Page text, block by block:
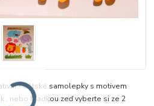
- dětské samolepky s motivem
, nebo hladkou zeď vyberte si ze 2